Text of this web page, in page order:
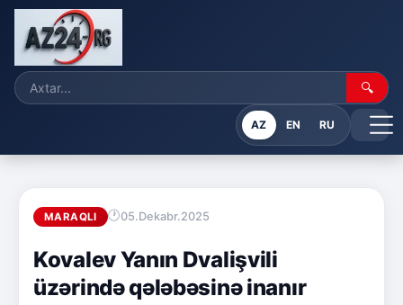
🔍
AZ EN RU
MARAQLI 05.Dekabr.2025
Kovalev Yanın Dvalişvili
üzərində qələbəsinə inanır